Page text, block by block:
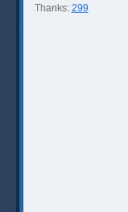
Thanks: 299